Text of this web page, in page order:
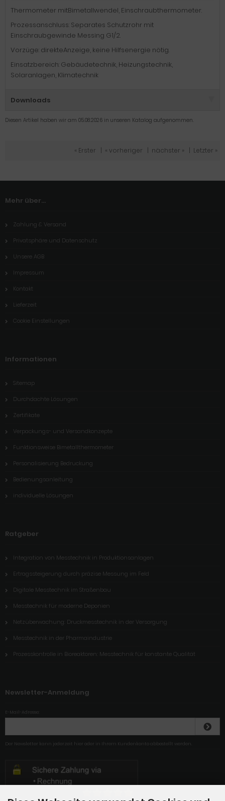
Thermometer mitBimetallwendel, Einschraubthermometer.
Prozessanschluss: Separates Schutzrohr mit
Einschraubgewinde Messing G1/2.
Vorzüge: direkteAnzeige, keine Hilfsenergie nötig.
Einsatzbereich: Gebäudetechnik, Heizungstechnik,
Solaranlagen, Klimatechnik
Downloads
Diesen Artikel haben wir am 05.08.2026 in unseren Katalog aufgenommen.
« Erster « vorheriger nächster » Letzter »
Mehr über...
Zahlung & Versand
Privatsphäre und Datenschutz
Unsere AGB
Impressum
Kontakt
Lieferzeit
Cookie Einstellungen
Informationen
Sitemap
Durchdachte Lösungen
Zertifikate
Verpackungs- und Versandkonzepte
Funktionsweise Bimetallthermometer
Personalisierung Bedruckung
Bedienungsanleitung
individuelle Lösungen
Ratgeber
Integration von Messtechnik in Produktionsanlagen
Ertragssteigerung durch präzise Messung im Feld
Digitale Messtechnik im Straßenbau
Messtechnik für moderne Deponien
Netzüberwachung: Druckmesstechnik in der Versorgung
Messtechnik in der Pharmaindustrie
Prozesskontrolle in Bioreaktoren: Messtechnik für konstante Qualität
Newsletter-Anmeldung
E-Mail-Adresse:
Der Newsletter kann jederzeit hier oder in Ihrem Kundenkonto abbestellt werden.